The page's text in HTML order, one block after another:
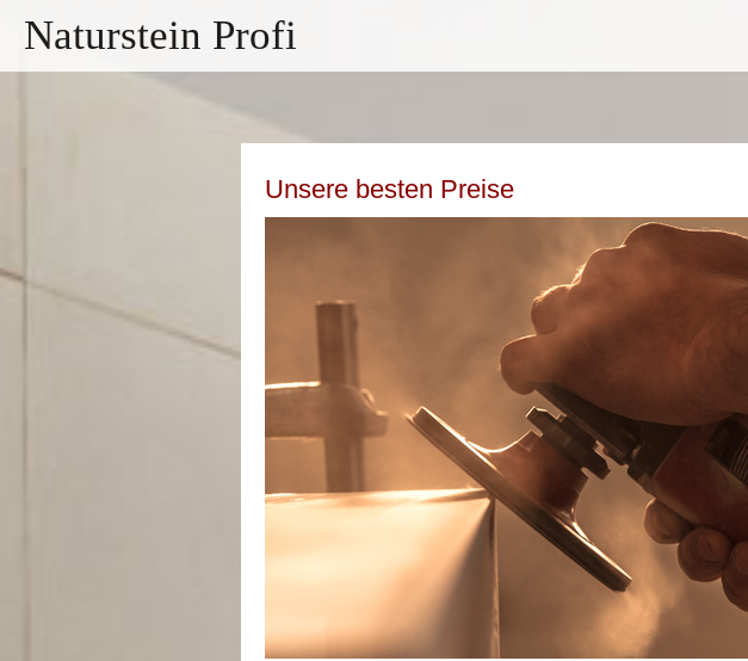
Naturstein Profi
Unsere besten Preise